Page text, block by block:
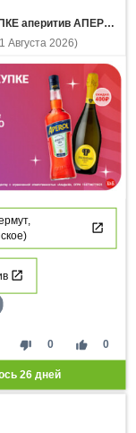
ПРИ ПОКУПКЕ аперитив АПЕРОЛЬ 0.7л вино игристое ПРОССИМО белое брют 0.75л со скидкой 400 рублей
Августа 2026)
thumb_down 0 thumb_up 0
26дней